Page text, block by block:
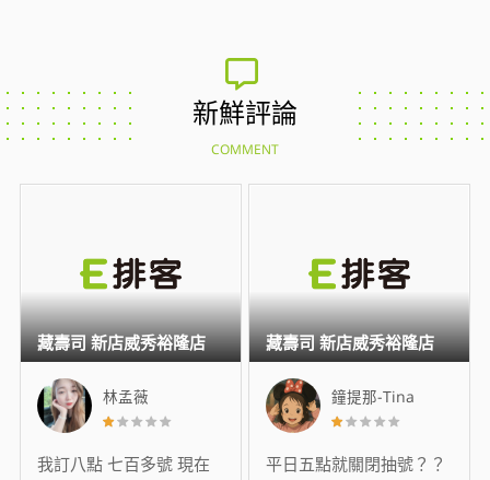
新鮮評論
COMMENT
林孟薇
我訂八點 七百多號 現在
藏壽司 新店威秀裕隆店
鐘提那-Tina
平日五點就關閉抽號？？
藏壽司 新店威秀裕隆店